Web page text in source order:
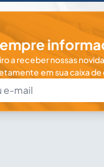
a receber nossas
em sua caixa de